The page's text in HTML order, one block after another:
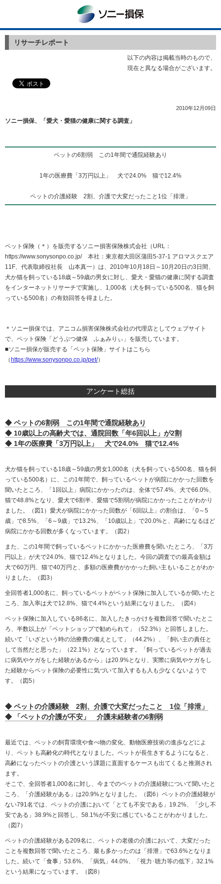
リサーチレポート
以下の内容は掲載当時のもので、
現在と異なる場合がございます。
2010年12月09日
ソニー損保、「愛犬・愛猫の健康に関する調査」
ペットの6割弱 この1年間で通院経験あり
1年の医療費「3万円以上」 犬で24.0% 猫で12.4%
ペットの介護経験 2割、介護で大変だったこと1位「排泄」
ペット保険（＊）を販売するソニー損害保険株式会社（URL：
https://www.sonysonpo.co.jp/ 本社：東京都大田区蒲田5-37-1 アロマスクエア
11F、代表取締役社長 山本真一）は、2010年10月18日～10月20日の3日間、
犬か猫を飼っている18歳～59歳の男女に対し、愛犬・愛猫の健康に関する調査
をインターネットリサーチで実施し、1,000名（犬を飼っている500名、猫を飼
っている500名）の有効回答を得ました。
＊ソニー損保では、アニコム損害保険株式会社の代理店としてウェブサイト
で、ペット保険「どうぶつ健保 ふぁみりぃ」を販売しています。
■ソニー損保が販売する「ペット保険」サイトはこちら
（ https://www.sonysonpo.co.jp/pet/）
アンケート総括
◆ ペットの6割弱 この1年間で通院経験あり
◆ 10歳以上の高齢犬では、通院回数「年6回以上」が2割
◆ 1年の医療費「3万円以上」 犬で24.0% 猫で12.4%
犬か猫を飼っている18歳～59歳の男女1,000名（犬を飼っている500名、猫を飼
っている500名）に、この1年間で、飼っているペットが病院にかかった回数を
聞いたところ、「1回以上」病院にかかったのは、全体で57.4%、犬で66.0%、
猫で48.8%となり、愛犬で6割半、愛猫で5割弱が病院にかかったことがわかり
ました。（図1）愛犬が病院にかかった回数が「6回以上」の割合は、「0～5
歳」で8.5%、「6～9歳」で13.2%、「10歳以上」で20.0%と、高齢になるほど
病院にかかる回数が多くなっています。（図2）
また、この1年間で飼っているペットにかかった医療費を聞いたところ、「3万
円以上」が犬で24.0%、猫で12.4%となりました。今回の調査での最高金額は
犬で60万円、猫で40万円と、多額の医療費がかかった飼い主もいることがわか
りました。（図3）
全回答者1,000名に、飼っているペットがペット保険に加入しているか聞いたと
ころ、加入率は犬で12.8%、猫で4.4%という結果になりました。（図4）
ペット保険に加入している86名に、加入したきっかけを複数回答で聞いたとこ
ろ、半数以上が「ペットショップで勧められて」（52.3%）と回答しました。
続いて「いざという時の治療費の備えとして」（44.2%）、「飼い主の責任と
して当然だと思った」（22.1%）となっています。「飼っているペットが過去
に病気やケガをした経験があるから」は20.9%となり、実際に病気やケガをし
た経験からペット保険の必要性に気づいて加入するも人も少なくないようで
す。（図5）
◆ ペットの介護経験 2割、介護で大変だったこと 1位「排泄」
◆ 「ペットの介護が不安」 介護未経験者の6割弱
最近では、ペットの飼育環境や食べ物の変化、動物医療技術の進歩などによ
り、ペットも高齢化の時代となりました。ペットが長生きするようになると、
高齢になったペットの介護という課題に直面するケースも出てくると推測され
ます。
そこで、全回答者1,000名に対し、今までのペットの介護経験について聞いたと
ころ、「介護経験がある」は20.9%となりました。（図6）ペットの介護経験が
ない791名では、ペットの介護において「とても不安である」19.2%、「少し不
安である」38.9%と回答し、58.1%が不安に感じていることがわかりました。
（図7）
ペットの介護経験がある209名に、ペットの老後の介護において、大変だった
ことを複数回答で聞いたところ、最も多かったのは「排泄」で63.6%となりま
した。続いて「食事」53.6%、「病気」44.0%、「視力･聴力等の低下」32.1%
という結果になっています。（図8）